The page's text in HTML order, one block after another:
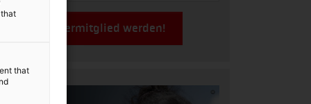
Jetzt Fördermitglied werden!
that